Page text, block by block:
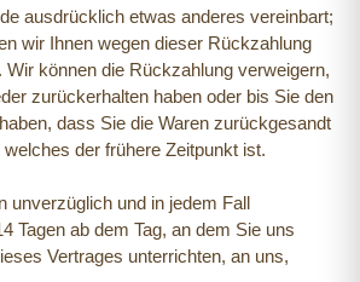
ausdrücklich etwas anderes vereinbart;
wir Ihnen wegen dieser Rückzahlung
Wir können die Rückzahlung verweigern,
zurückerhalten haben oder bis Sie den
dass Sie die Waren zurückgesandt
welches der frühere Zeitpunkt ist.
unverzüglich und in jedem Fall
Tagen ab dem Tag, an dem Sie uns
Vertrages unterrichten, an uns,